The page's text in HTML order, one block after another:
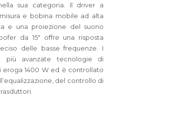
sua categoria. Il driver a
e bobina mobile ad alta
e una proiezione del suono
da 15″ offre una risposta
delle basse frequenze. I
più avanzate tecnologie di
eroga 1400 W ed è controllato
del controllo di